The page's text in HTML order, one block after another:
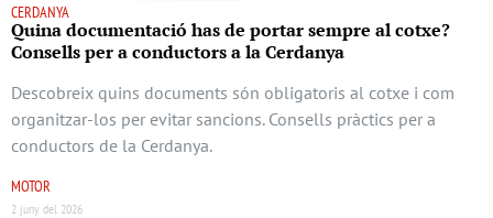
CERDANYA
Quina documentació has de portar sempre al cotxe?
Consells per a conductors a la Cerdanya
Descobreix quins documents són obligatoris al cotxe i com
organitzar-los per evitar sancions. Consells pràctics per a
conductors de la Cerdanya.
MOTOR
2 juny del 2026